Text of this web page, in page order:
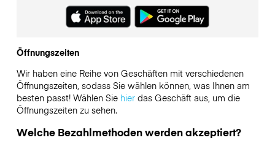
Öffnungszeiten
Wir haben eine Reihe von Geschäften mit verschiedenen
Öffnungszeiten, sodass Sie wählen können, was Ihnen am
besten passt! Wählen Sie hierdas Geschäft aus, um die
Öffnungszeiten zu sehen.
Welche Bezahlmethoden werden akzeptiert?